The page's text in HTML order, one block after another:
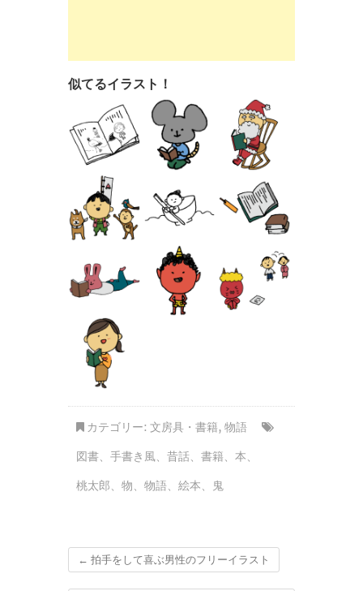
似てるイラスト！
カテゴリー: 文房具・書籍, 物語
図書、 手書き風、 昔話、 書籍、 本、
桃太郎、 物、 物語、 絵本、 鬼
← 拍手をして喜ぶ男性のフリーイラスト